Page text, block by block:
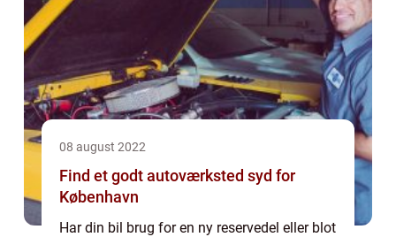
08 august 2022
Find et godt autoværksted syd for
København
Har din bil brug for en ny reservedel eller blot